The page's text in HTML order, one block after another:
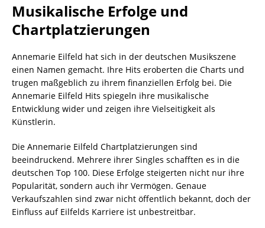
Musikalische Erfolge und
Chartplatzierungen
Annemarie Eilfeld hat sich in der deutschen Musikszene
einen Namen gemacht. Ihre Hits eroberten die Charts und
trugen maßgeblich zu ihrem finanziellen Erfolg bei. Die
Annemarie Eilfeld Hits spiegeln ihre musikalische
Entwicklung wider und zeigen ihre Vielseitigkeit als
Künstlerin.
Die Annemarie Eilfeld Chartplatzierungen sind
beeindruckend. Mehrere ihrer Singles schafften es in die
deutschen Top 100. Diese Erfolge steigerten nicht nur ihre
Popularität, sondern auch ihr Vermögen. Genaue
Verkaufszahlen sind zwar nicht öffentlich bekannt, doch der
Einfluss auf Eilfelds Karriere ist unbestreitbar.